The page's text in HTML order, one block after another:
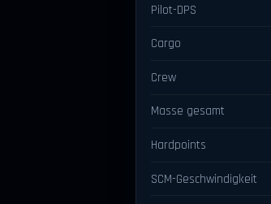
Pilot-DPS
Cargo
Crew
Masse gesamt
Hardpoints
SCM-Geschwindigkeit